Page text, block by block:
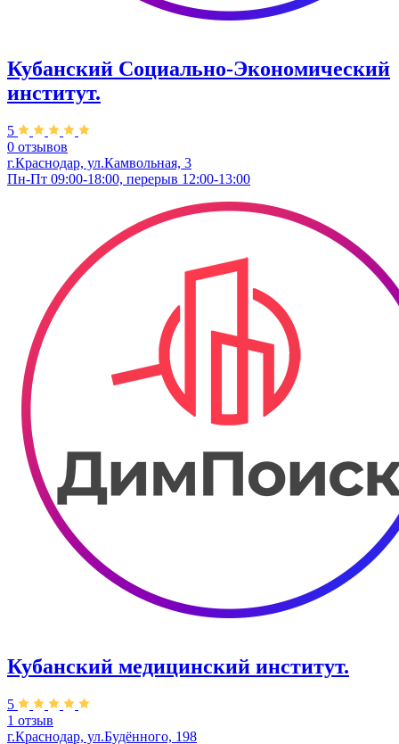
Кубанский Социально-Экономический
институт.
5
0 отзывов
г.Краснодар, ул.Камвольная, 3
Пн-Пт 09:00-18:00, перерыв 12:00-13:00
Кубанский медицинский институт.
5
1 отзыв
г.Краснодар, ул.Будённого, 198